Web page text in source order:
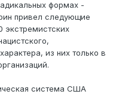
формах -
привел следующие
из них только в
система США